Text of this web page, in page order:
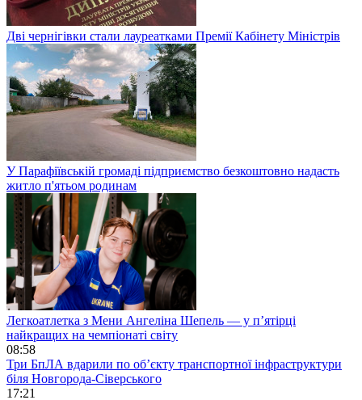
Дві чернігівки стали лауреатками Премії Кабінету Міністрів
У Парафіївській громаді підприємство безкоштовно надасть
житло п'ятьом родинам
Легкоатлетка з Мени Ангеліна Шепель — у п’ятірці
найкращих на чемпіонаті світу
08:58
Три БпЛА вдарили по об’єкту транспортної інфраструктури
біля Новгорода-Сіверського
17:21